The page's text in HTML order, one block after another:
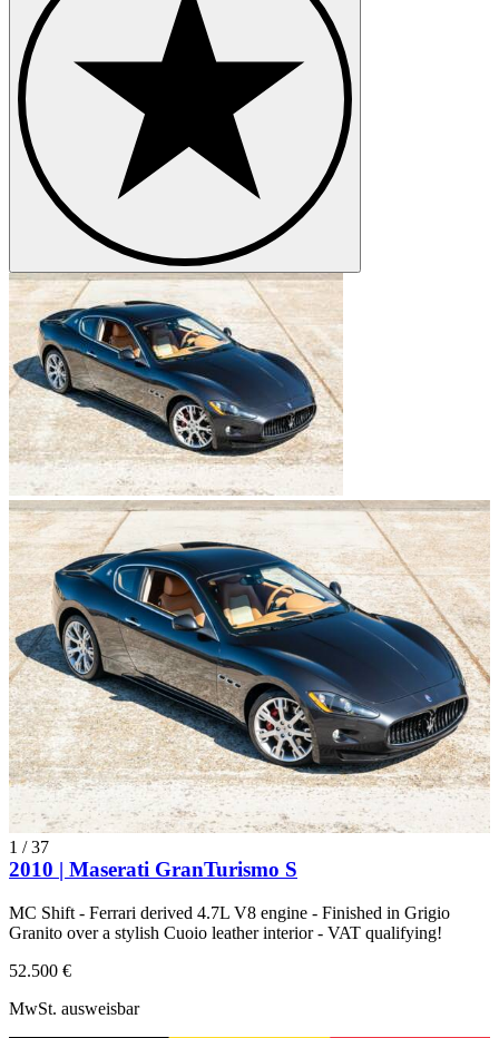
1 /37
2010 | Maserati GranTurismo S
MC Shift - Ferrari derived 4.7L V8 engine - Finished in Grigio
Granito over a stylish Cuoio leather interior - VAT qualifying!
52.500 €
MwSt. ausweisbar